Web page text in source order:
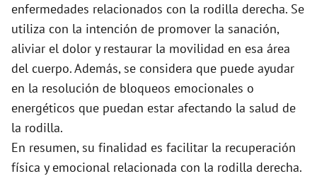
o
enfermedades relacionados con la rodilla derecha. Se
utiliza con la intención de promover la sanación,
aliviar el dolor y restaurar la movilidad en esa área
del cuerpo. Además, se considera que puede ayudar
en la resolución de bloqueos emocionales o
energéticos que puedan estar afectando la salud de
la rodilla.
En resumen, su finalidad es facilitar la recuperación
física y emocional relacionada con la rodilla derecha.